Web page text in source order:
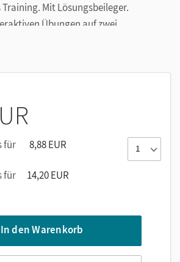
Mit Lösungsbeileger.
Übungen auf zwei
ein ergänzendes Angebot zum
unterstützen beim
Lösen der Aufgaben.
für
8,88 EUR
für
14,20 EUR
In den Warenkorb